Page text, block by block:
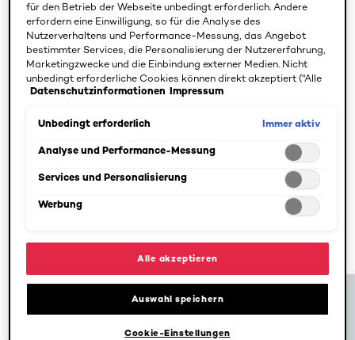
Dadurch wirkt sie noch effektiver und schneller als
andere AHAs. Glykolsäure ist die am besten erforschte
AHA und eine Vielzahl an Studien verdeutlichen, dass
Glykolsäure, zusammen mit Milchsäure, die
beeindruckendsten Ergebnisse für alle Altersgruppen und
Wie wirkt Glykolsäure auf unsere Haut?
Um die Vorteile und Wirkung von Glykolsäure auf unsere
Haut zu verstehen, ist es wichtig den epidermalen
für den Betrieb der Webseite unbedingt erforderlich. Andere
erfordern eine Einwilligung, so für die Analyse des
Nutzerverhaltens und Performance-Messung, das Angebot
bestimmter Services, die Personalisierung der Nutzererfahrung,
Marketingzwecke und die Einbindung externer Medien. Nicht
unbedingt erforderliche Cookies können direkt akzeptiert ("Alle
akzeptieren") oder abgelehnt ("Ohne Einwilligung fortfahren")
ebenfalls möglich und speicherbar ("Auswahl speichern"). Die
angepasst werden. Für weitere Informationen s. unsere
Datenschutzinformationen Impressum
Unbedingt erforderlich Immer aktiv
Analyse und Performance-Messung
Services und Personalisierung
Werbung
Alle akzeptieren
Auswahl speichern
Cookie-Einstellungen